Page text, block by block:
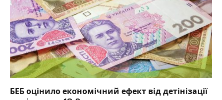
БЕБ оцінило економічний ефект від детінізації